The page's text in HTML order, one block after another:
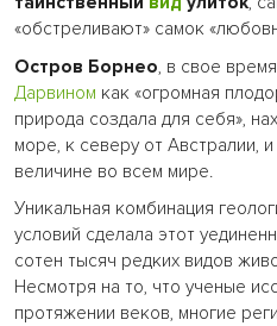
«обстреливают» самок
Остров Борнео, в свое
Дарвином как «огромная
природа создала для себя»,
море, к северу от Австралии,
величине во всем мире.
Уникальная комбинация
условий сделала этот
сотен тысяч редких видов
Несмотря на то, что ученые
протяжении веков, многие